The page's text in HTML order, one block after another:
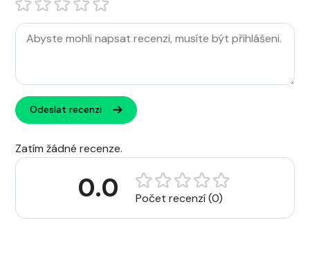
Odeslat recenzi
Zatím žádné recenze.
0.0 Počet recenzí (0)